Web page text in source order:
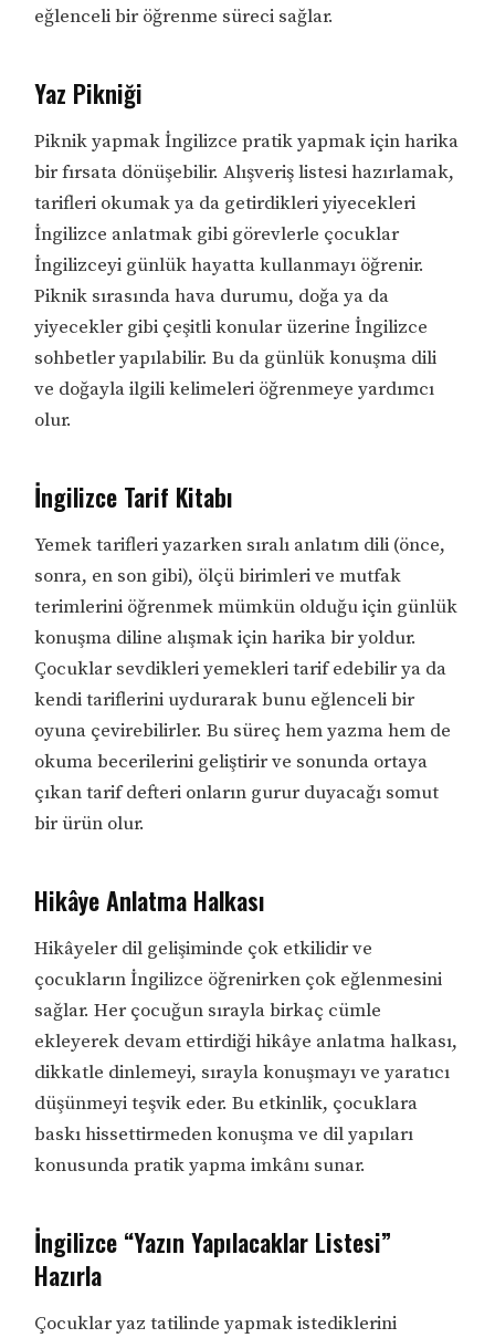
eğlenceli bir öğrenme süreci sağlar.
Yaz Pikniği
Piknik yapmak İngilizce pratik yapmak için harika
bir fırsata dönüşebilir. Alışveriş listesi hazırlamak,
tarifleri okumak ya da getirdikleri yiyecekleri
İngilizce anlatmak gibi görevlerle çocuklar
İngilizceyi günlük hayatta kullanmayı öğrenir.
Piknik sırasında hava durumu, doğa ya da
yiyecekler gibi çeşitli konular üzerine İngilizce
sohbetler yapılabilir. Bu da günlük konuşma dili
ve doğayla ilgili kelimeleri öğrenmeye yardımcı
olur.
İngilizce Tarif Kitabı
Yemek tarifleri yazarken sıralı anlatım dili (önce,
sonra, en son gibi), ölçü birimleri ve mutfak
terimlerini öğrenmek mümkün olduğu için günlük
konuşma diline alışmak için harika bir yoldur.
Çocuklar sevdikleri yemekleri tarif edebilir ya da
kendi tariflerini uydurarak bunu eğlenceli bir
oyuna çevirebilirler. Bu süreç hem yazma hem de
okuma becerilerini geliştirir ve sonunda ortaya
çıkan tarif defteri onların gurur duyacağı somut
bir ürün olur.
Hikâye Anlatma Halkası
Hikâyeler dil gelişiminde çok etkilidir ve
çocukların İngilizce öğrenirken çok eğlenmesini
sağlar. Her çocuğun sırayla birkaç cümle
ekleyerek devam ettirdiği hikâye anlatma halkası,
dikkatle dinlemeyi, sırayla konuşmayı ve yaratıcı
düşünmeyi teşvik eder. Bu etkinlik, çocuklara
baskı hissettirmeden konuşma ve dil yapıları
konusunda pratik yapma imkânı sunar.
İngilizce “Yazın Yapılacaklar Listesi”
Hazırla
Çocuklar yaz tatilinde yapmak istediklerini